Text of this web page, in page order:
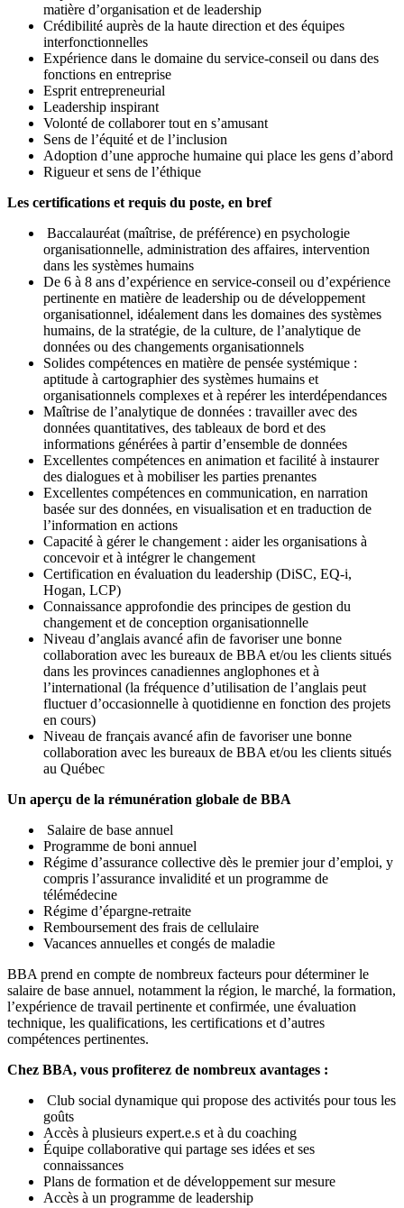
matière d’organisation et de leadership
Crédibilité auprès de la haute direction et des équipes
interfonctionnelles
Expérience dans le domaine du service-conseil ou dans des
fonctions en entreprise
Esprit entrepreneurial
Leadership inspirant
Volonté de collaborer tout en s’amusant
Sens de l’équité et de l’inclusion
Adoption d’une approche humaine qui place les gens d’abord
Rigueur et sens de l’éthique
Les certifications et requis du poste, en bref
Baccalauréat (maîtrise, de préférence) en psychologie
organisationnelle, administration des affaires, intervention
dans les systèmes humains
De 6 à 8 ans d’expérience en service-conseil ou d’expérience
pertinente en matière de leadership ou de développement
organisationnel, idéalement dans les domaines des systèmes
humains, de la stratégie, de la culture, de l’analytique de
données ou des changements organisationnels
Solides compétences en matière de pensée systémique :
aptitude à cartographier des systèmes humains et
organisationnels complexes et à repérer les interdépendances
Maîtrise de l’analytique de données : travailler avec des
données quantitatives, des tableaux de bord et des
informations générées à partir d’ensemble de données
Excellentes compétences en animation et facilité à instaurer
des dialogues et à mobiliser les parties prenantes
Excellentes compétences en communication, en narration
basée sur des données, en visualisation et en traduction de
l’information en actions
Capacité à gérer le changement : aider les organisations à
concevoir et à intégrer le changement
Certification en évaluation du leadership (DiSC, EQ-i,
Hogan, LCP)
Connaissance approfondie des principes de gestion du
changement et de conception organisationnelle
Niveau d’anglais avancé afin de favoriser une bonne
collaboration avec les bureaux de BBA et/ou les clients situés
dans les provinces canadiennes anglophones et à
l’international (la fréquence d’utilisation de l’anglais peut
fluctuer d’occasionnelle à quotidienne en fonction des projets
en cours)
Niveau de français avancé afin de favoriser une bonne
collaboration avec les bureaux de BBA et/ou les clients situés
au Québec
Un aperçu de la rémunération globale de BBA
Salaire de base annuel
Programme de boni annuel
Régime d’assurance collective dès le premier jour d’emploi, y
compris l’assurance invalidité et un programme de
télémédecine
Régime d’épargne‑retraite
Remboursement des frais de cellulaire
Vacances annuelles et congés de maladie
BBA prend en compte de nombreux facteurs pour déterminer le
salaire de base annuel, notamment la région, le marché, la formation,
l’expérience de travail pertinente et confirmée, une évaluation
technique, les qualifications, les certifications et d’autres
compétences pertinentes.
Chez BBA, vous profiterez de nombreux avantages :
Club social dynamique qui propose des activités pour tous les
goûts
Accès à plusieurs expert.e.s et à du coaching
Équipe collaborative qui partage ses idées et ses
connaissances
Plans de formation et de développement sur mesure
Accès à un programme de leadership